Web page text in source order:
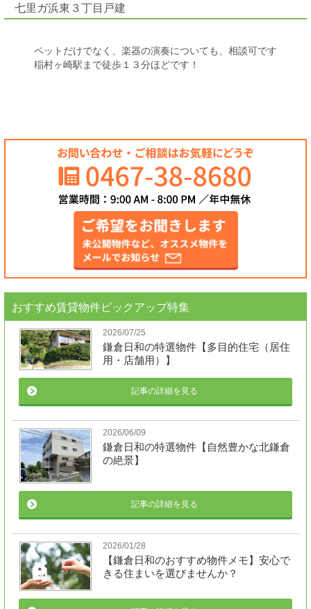
七里ガ浜東３丁目戸建
ペットだけでなく、楽器の演奏についても、相談可です
稲村ヶ崎駅まで徒歩１３分ほどです！
おすすめ賃貸物件ピックアップ特集
2026/07/25
鎌倉日和の特選物件【多目的住宅（居住
用・店舗用）】
記事の詳細を見る
2026/06/09
鎌倉日和の特選物件【自然豊かな北鎌倉
の絶景】
記事の詳細を見る
2026/01/28
【鎌倉日和のおすすめ物件メモ】安心で
きる住まいを選びませんか？